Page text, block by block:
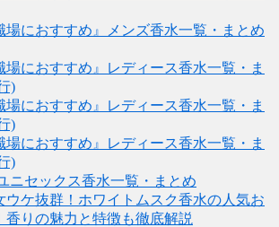
場におすすめ』メンズ香水一覧・まとめ
場におすすめ』レディース香水一覧・ま
)
場におすすめ』レディース香水一覧・ま
)
場におすすめ』レディース香水一覧・ま
)
ニセックス香水一覧・まとめ
ウケ抜群！ホワイトムスク香水の人気お
香りの魅力と特徴も徹底解説